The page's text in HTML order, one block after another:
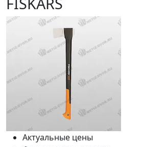
Актуальные цены